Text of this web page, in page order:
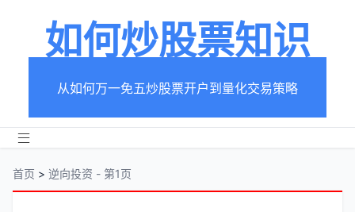
如何炒股票知识
从如何万一免五炒股票开户到量化交易策略
首页 > 逆向投资 - 第1页